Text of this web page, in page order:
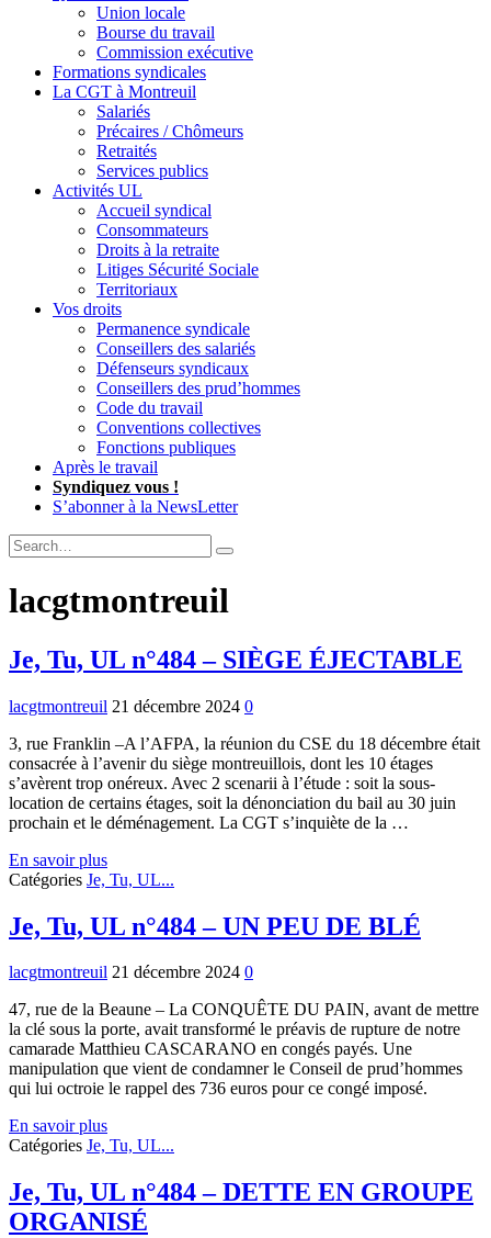
Union locale
Bourse du travail
Commission exécutive
Formations syndicales
La CGT à Montreuil
Salariés
Précaires / Chômeurs
Retraités
Services publics
Activités UL
Accueil syndical
Consommateurs
Droits à la retraite
Litiges Sécurité Sociale
Territoriaux
Vos droits
Permanence syndicale
Conseillers des salariés
Défenseurs syndicaux
Conseillers des prud’hommes
Code du travail
Conventions collectives
Fonctions publiques
Après le travail
Syndiquez vous !
S’abonner à la NewsLetter
Expand
Search
Search
lacgtmontreuil
Je, Tu, UL n°484 – SIÈGE ÉJECTABLE
lacgtmontreuil 21 décembre 2024 0
3, rue Franklin –A l’AFPA, la réunion du CSE du 18 décembre était
consacrée à l’avenir du siège montreuillois, dont les 10 étages
s’avèrent trop onéreux. Avec 2 scenarii à l’étude : soit la sous-
location de certains étages, soit la dénonciation du bail au 30 juin
prochain et le déménagement. La CGT s’inquiète de la …
En savoir plusJe,
Tu,
n°484
–
ÉJECTABLE
Catégories Je, Tu, UL...
Je, Tu, UL n°484 – UN PEU DE BLÉ
lacgtmontreuil 21 décembre 2024 0
47, rue de la Beaune – La CONQUÊTE DU PAIN, avant de mettre
la clé sous la porte, avait transformé le préavis de rupture de notre
camarade Matthieu CASCARANO en congés payés. Une
manipulation que vient de condamner le Conseil de prud’hommes
qui lui octroie le rappel des 736 euros pour ce congé imposé.
En savoir plusJe,
Tu,
n°484
–
UN
Catégories Je, Tu, UL...
Je, Tu, UL n°484 – DETTE EN GROUPE
ORGANISÉ